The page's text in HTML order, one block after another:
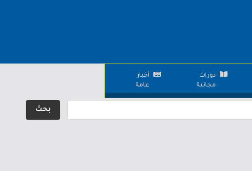
دورات
مجانية
أخبار
عامة
بحث